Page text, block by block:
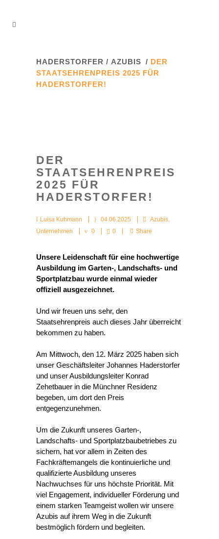
HADERSTORFER / AZUBIS / DER
STAATSEHRENPREIS 2025 FÜR
HADERSTORFER!
DER
STAATSEHRENPREIS
2025 FÜR
HADERSTORFER!
Luisa Kuhmann 04.06.2025 Azubis,
Unternehmen
0 0 Share
Unsere Leidenschaft für eine hochwertige
Ausbildung im Garten-, Landschafts- und
Sportplatzbau wurde einmal wieder
offiziell ausgezeichnet.
Und wir freuen uns sehr, den
Staatsehrenpreis auch dieses Jahr überreicht
bekommen zu haben.
Am Mittwoch, den 12. März 2025 haben sich
unser Geschäftsleiter Johannes Haderstorfer
und unser Ausbildungsleiter Konrad
Zehetbauer in die Münchner Residenz
begeben, um dort den Preis
entgegenzunehmen.
Um die Zukunft unseres Garten-,
Landschafts- und Sportplatzbaubetriebes zu
sichern, hat vor allem in Zeiten des
Fachkräftemangels die kontinuierliche und
qualifizierte Ausbildung unseres
Nachwuchses für uns höchste Priorität. Mit
viel Engagement, individueller Förderung und
einem starken Teamgeist wollen wir unsere
Azubis auf ihrem Weg in die Zukunft
bestmöglich fördern und begleiten.